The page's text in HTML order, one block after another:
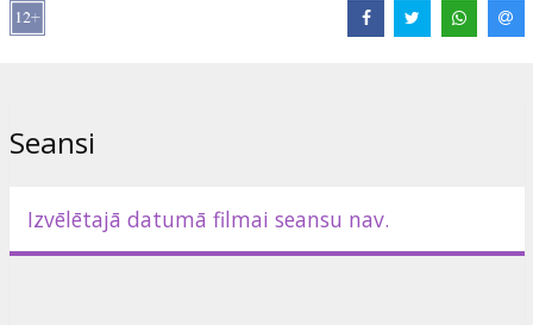
Izplatītājs:
Seansi
Izvēlētajā datumā filmai seansu nav.